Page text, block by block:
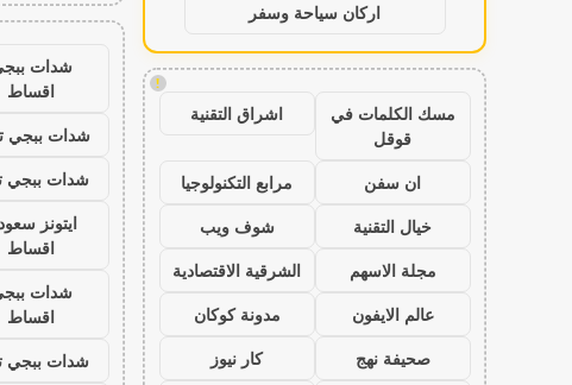
اركان سياحة وسفر
!
مسك الكلمات في
قوقل
اشراق التقنية
ان سفن
مرابع التكنولوجيا
خيال التقنية
شوف ويب
مجلة الاسهم
الشرقية الاقتصادية
عالم الايفون
مدونة كوكان
صحيفة نهج
كار نيوز
شدات
اقساط
شدات ببجي
شدات ببجي
ايتونز
اقساط
شدات
اقساط
شدات ببجي